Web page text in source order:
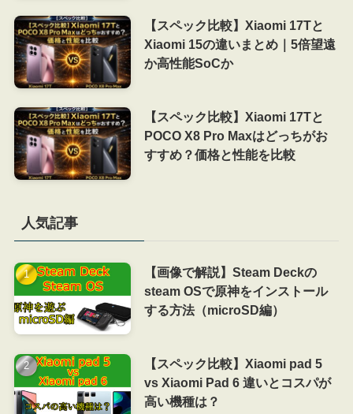
【スペック比較】Xiaomi 17Tと
Xiaomi 15の違いまとめ｜5倍望遠
か高性能SoCか
【スペック比較】Xiaomi 17Tと
POCO X8 Pro Maxはどっちがお
すすめ？価格と性能を比較
人気記事
【画像で解説】Steam Deckの
steam OSで原神をインストール
する方法（microSD編）
【スペック比較】Xiaomi pad 5
vs Xiaomi Pad 6 違いとコスパが
高い機種は？